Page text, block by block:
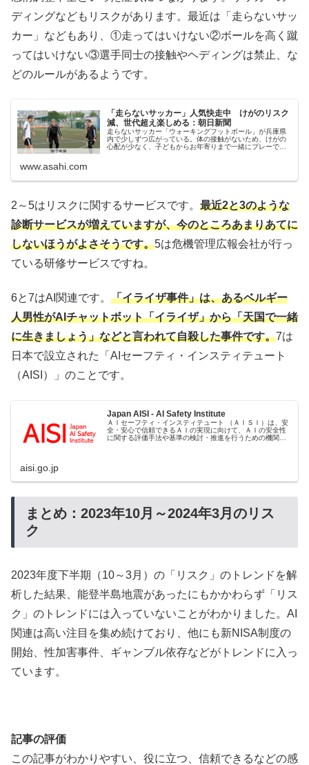
ディングなどもリスクがあります。最近は「走らないサッ
カー」などもあり、①走ってはいけない②ボールを高く蹴
ってはいけない③選手同士の接触やヘディングは禁止、な
どのルールがあるようです。
「走らないサッカー」人気快走中 けがのリスク
減、世代超え楽しめる：朝日新聞
走らないサッカー「ウォーキングフットボール」が兵庫県
内で少しずつ広がっている。体の接触がないため、けがの
心配が少なく、子どもからお年寄りまで一緒にプレーでき
www.asahi.com
2～5はリスクに関するサービスです。 最近2と3のような
診断サービスが増えていますが、今のところあまりあてに
しないほうがよさそうです。5は危機管理広報会社が行っ
ている研修サービスですね。
6と7はAI関連です。 「イライザ事件」は、あるベルギー
人男性がAIチャットボット「イライザ」から「天国で一緒
に生きましょう」などと言われて自殺した事件です。7は
日本で設立された「AIセーフティ・インスティテュート
（AISI）」のことです。
Japan AISI - AI Safety Institute
ＡＩセーフティ・インスティテュート （ＡＩＳＩ）は、安
全・安心で信頼できるＡＩの実現に向けて、ＡＩの安全性
に関する評価手法や基準の検討・推進を行うための機関で
aisi.go.jp
まとめ：2023年10月～2024年3月のリス
ク
2023年度下半期（10～3月）の「リスク」のトレンドを解
析した結果、能登半島地震があったにもかかわらず「リス
ク」のトレンドには入っていないことがわかりました。AI
関連は高い注目を集め続けており、他にも新NISA制度の
開始、性加害事件、ギャンブル依存などがトレンドに入っ
ています。
記事の評価
この記事がわかりやすい、役に立つ、信頼できるなどの感